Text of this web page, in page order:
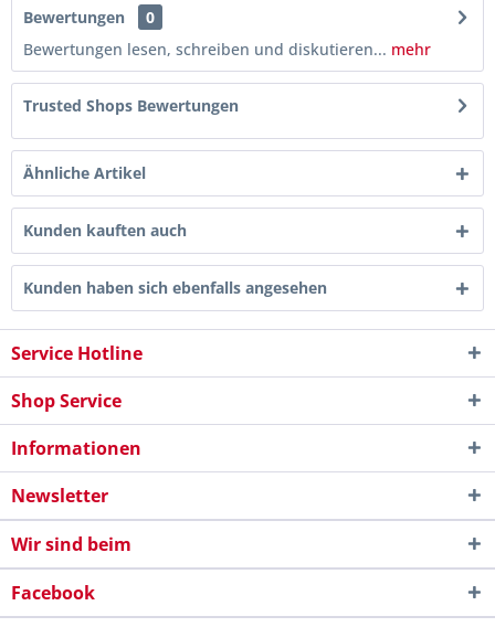
Bewertungen
0
Bewertungen lesen, schreiben und diskutieren... mehr
Trusted Shops Bewertungen
Ähnliche Artikel
Kunden kauften auch
Kunden haben sich ebenfalls angesehen
Service Hotline
Shop Service
Informationen
Newsletter
Wir sind beim
Facebook